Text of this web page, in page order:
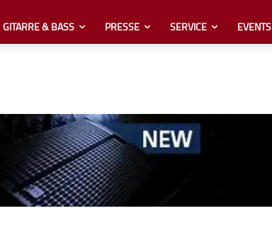
GITARRE & BASS PRESSE SERVICE EVENTS